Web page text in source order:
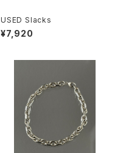
USED Slacks
¥7,920